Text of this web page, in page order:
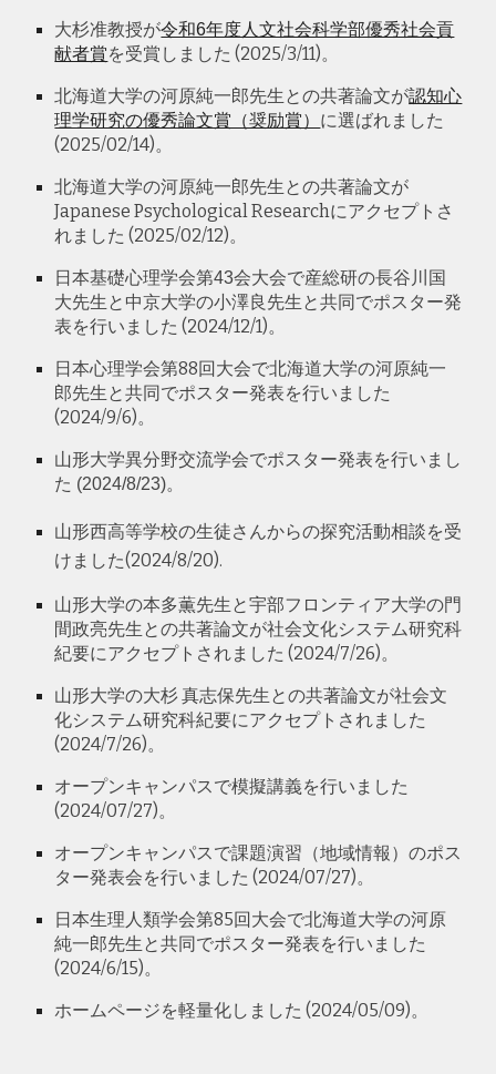
大杉准教授が令和6年度人文社会科学部優秀社会貢
献者賞を受賞しました (2025/3/11)。
北海道大学の河原純一郎先生との共著論文が認知心
理学研究の優秀論文賞（奨励賞） に選ばれました
(2025/02/14)。
北海道大学の河原純一郎先生との共著論文が
Japanese Psychological Researchにアクセプトさ
れました (2025/02/12)。
日本基礎心理学会第43会大会で産総研の長谷川国
大先生と中京大学の小澤良先生と共同でポスター発
表を行いました (2024/12/1)。
日本心理学会第88回大会で北海道大学の河原純一
郎先生と共同でポスター発表を行いました
(2024/9/6)。
山形大学異分野交流学会でポスター発表を行いまし
た (2024/8/23)。
山形西高等学校の生徒さんからの探究活動相談を受
けました(2024/8/20).
山形大学の本多薫先生と宇部フロンティア大学の門
間政亮先生との共著論文が社会文化システム研究科
紀要にアクセプトされました (2024/7/26)。
山形大学の大杉 真志保先生との共著論文が社会文
化システム研究科紀要にアクセプトされました
(2024/7/26)。
オープンキャンパスで模擬講義を行いました
(2024/07/27)。
オープンキャンパスで課題演習（地域情報）のポス
ター発表会を行いました (2024/07/27)。
日本生理人類学会第85回大会で北海道大学の河原
純一郎先生と共同でポスター発表を行いました
(2024/6/15)。
ホームページを軽量化しました (2024/05/09)。